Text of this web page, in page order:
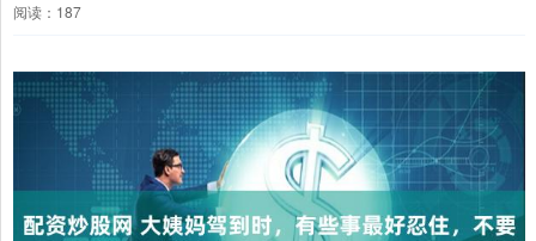
阅读：187